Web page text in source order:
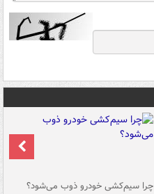
چرا سیم‌کشی خودرو ذوب می‌شود؟